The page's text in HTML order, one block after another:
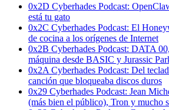
0x2D Cyberhades Podcast:
está tu gato
0x2C Cyberhades Podcast: El
de cocina a los orígenes de Internet
0x2B Cyberhades Podcast: DATA
máquina desde BASIC y Jurassic
0x2A Cyberhades Podcast: Del
canción que bloqueaba discos duros
0x29 Cyberhades Podcast: Jean
(más bien el público), Tron y mucho